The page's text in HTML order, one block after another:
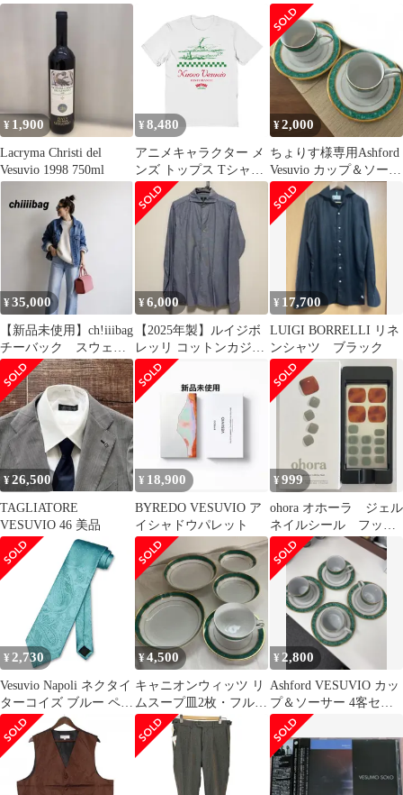
ドチェック ジャケット
ャメルダブルジャケッ
ト 48
¥ 1,900
Lacryma Christi del
Vesuvio 1998 750ml
¥ 8,480
アニメキャラクター メ
ンズ トップス Tシャツ
グラフィック Licensed
Character Mens The
Sopranos Nuovo Vesuvio
Ristorante Graphic
¥2,000
ちょりす様専用Ashford
Vesuvio カップ＆ソーサ
ー 2セット
¥35,000
【新品未使用】ch!iiibag
チーバック スウェー
ドボストン ピンク
レア
¥6,000
【2025年製】ルイジボ
レッリ コットンカジュ
アルシャツVESUVIO-
EX
¥ 17,700
LUIGI BORRELLI リネ
ンシャツ ブラック
¥26,500
TAGLIATORE
VESUVIO 46 美品
¥ 18,900
BYREDO VESUVIO ア
イシャドウパレット
¥999
ohora オホーラ ジェル
ネイルシール フッ
ト VESUVIO
¥ 2,730
Vesuvio Napoli ネクタイ
ターコイズ ブルー ペイ
ズリーデザイン メンズ
ネクタイ
¥4,500
キャニオンウィッツ リ
ムスープ皿2枚・フルー
ツ皿2枚・カップ＆ソー
サー1客
¥ 2,800
Ashford VESUVIO カッ
プ＆ソーサー 4客セッ
ト